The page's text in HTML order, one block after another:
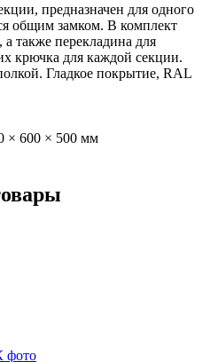
предназначен для одного
общим замком. В комплект
а также перекладина для
крючка для каждой секции.
Гладкое покрытие, RAL
× 600 × 500 мм